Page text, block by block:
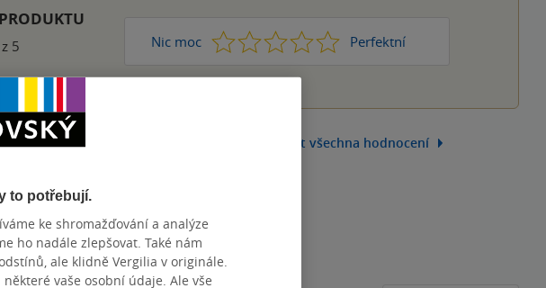
5 Nic moc 1 2 3 4 Perfektní
5
Zobrazit všechna hodnocení
to potřebují.
ke shromažďování a analýze
ho nadále zlepšovat. Také nám
ale klidně Vergilia v originále.
vaše osobní údaje. Ale vše